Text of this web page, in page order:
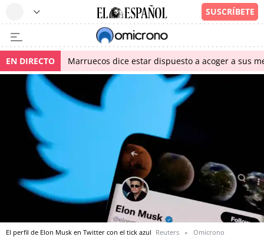
EN DIRECTO Marruecos dice estar dispuesto a acoger a sus
El perfil de Elon Musk en Twitter con el tick azul Reuters Omicrono